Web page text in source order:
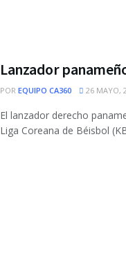
Lanzador
POR EQUIPO CA360 26 MAYO,
El lanzador derecho
Liga Coreana de Béisbol